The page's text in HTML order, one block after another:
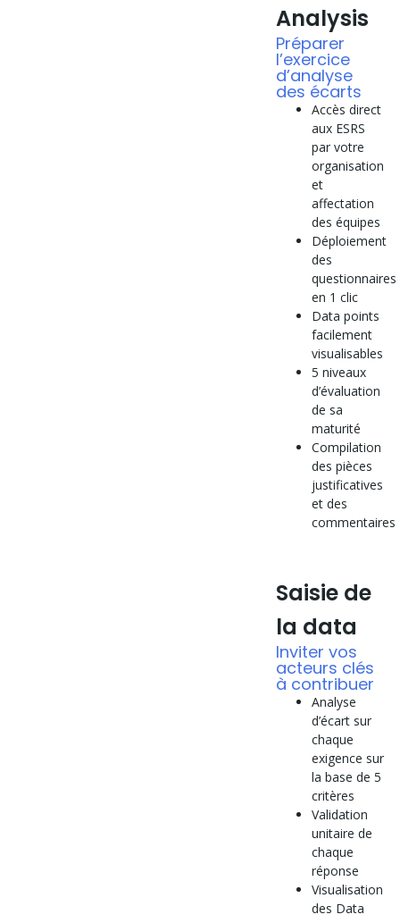
Analysis
Préparer
l’exercice
d’analyse
des écarts
Accès direct
aux ESRS
par votre
organisation
et
affectation
des équipes
Déploiement
des
questionnaires
en 1 clic
Data points
facilement
visualisables
5 niveaux
d’évaluation
de sa
maturité
Compilation
des pièces
justificatives
et des
commentaires
Saisie de
la data
Inviter vos
acteurs clés
à contribuer
Analyse
d’écart sur
chaque
exigence sur
la base de 5
critères
Validation
unitaire de
chaque
réponse
Visualisation
des Data